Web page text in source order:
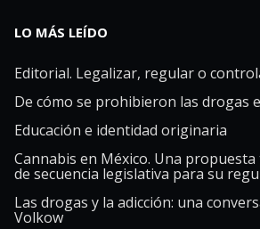
LO MÁS LEÍDO
Editorial. Legalizar, regular o
De cómo se prohibieron las drogas
Educación e identidad originaria
Cannabis en México. Una propuesta
de secuencia legislativa para su
Las drogas y la adicción: una
Volkow